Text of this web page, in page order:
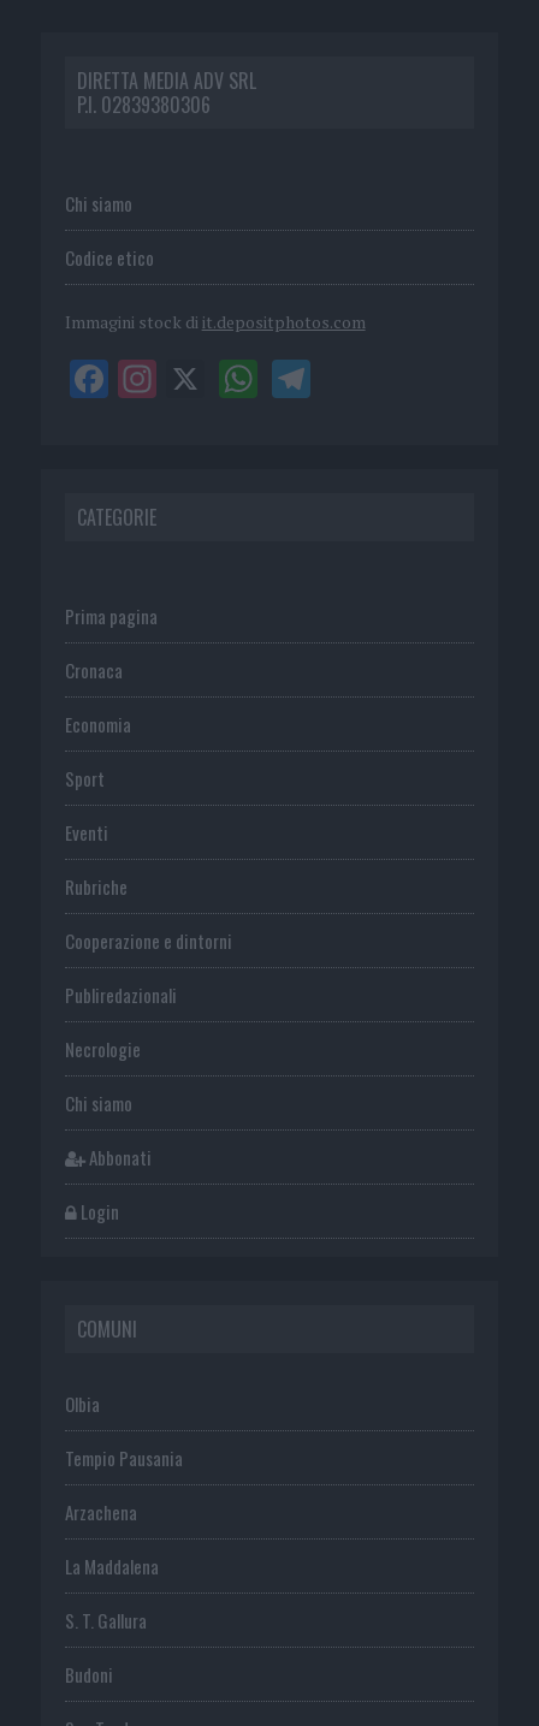
DIRETTA MEDIA ADV SRL
P.I. 02839380306
Chi siamo
Codice etico
Immagini stock di it.depositphotos.com
CATEGORIE
Prima pagina
Cronaca
Economia
Sport
Eventi
Rubriche
Cooperazione e dintorni
Publiredazionali
Necrologie
Chi siamo
Abbonati
Login
COMUNI
Olbia
Tempio Pausania
Arzachena
La Maddalena
S. T. Gallura
Budoni